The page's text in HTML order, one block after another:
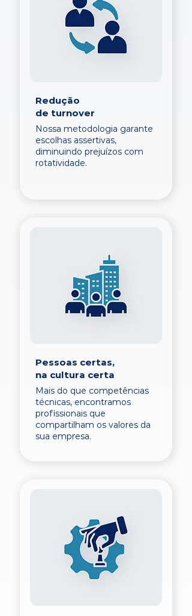
Redução
de turnover
Nossa metodologia garante
escolhas assertivas,
diminuindo prejuízos com
rotatividade.
Pessoas certas,
na cultura certa
Mais do que competências
técnicas, encontramos
profissionais que
compartilham os valores da
sua empresa.